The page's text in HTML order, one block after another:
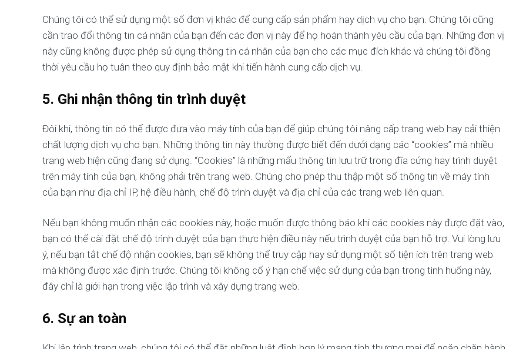
Chúng tôi có thể sử dụng một số đơn vị khác để cung cấp sản phẩm hay dịch vụ cho bạn. Chúng tôi cũng
cần trao đổi thông tin cá nhân của bạn đến các đơn vị này để họ hoàn thành yêu cầu của bạn. Những đơn vị
này cũng không được phép sử dụng thông tin cá nhân của bạn cho các mục đích khác và chúng tôi đồng
thời yêu cầu họ tuân theo quy định bảo mật khi tiến hành cung cấp dịch vụ.
5. Ghi nhận thông tin trình duyệt
Đôi khi, thông tin có thể được đưa vào máy tính của bạn để giúp chúng tôi nâng cấp trang web hay cải thiện
chất lượng dịch vụ cho bạn. Những thông tin này thường được biết đến dưới dạng các “cookies” mà nhiều
trang web hiện cũng đang sử dụng. “Cookies” là những mẩu thông tin lưu trữ trong đĩa cứng hay trình duyệt
trên máy tính của bạn, không phải trên trang web. Chúng cho phép thu thập một số thông tin về máy tính
của bạn như địa chỉ IP, hệ điều hành, chế độ trình duyệt và địa chỉ của các trang web liên quan.
Nếu bạn không muốn nhận các cookies này, hoặc muốn được thông báo khi các cookies này được đặt vào,
bạn có thể cài đặt chế độ trình duyệt của bạn thực hiện điều này nếu trình duyệt của bạn hỗ trợ. Vui lòng lưu
ý, nếu bạn tắt chế độ nhận cookies, bạn sẽ không thể truy cập hay sử dụng một số tiện ích trên trang web
mà không được xác định trước. Chúng tôi không cố ý hạn chế việc sử dụng của bạn trong tình huống này,
đây chỉ là giới hạn trong việc lập trình và xây dựng trang web.
6. Sự an toàn